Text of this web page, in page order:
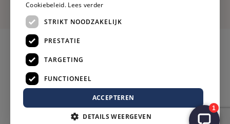
Cookiebeleid. Lees verder
STRIKT NOODZAKELIJK
PRESTATIE
TARGETING
FUNCTIONEEL
ACCEPTEREN
DETAILS WEERGEVEN